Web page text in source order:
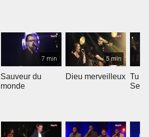
7 min
Sauveur du
monde
5 min
Dieu merveilleux Tu